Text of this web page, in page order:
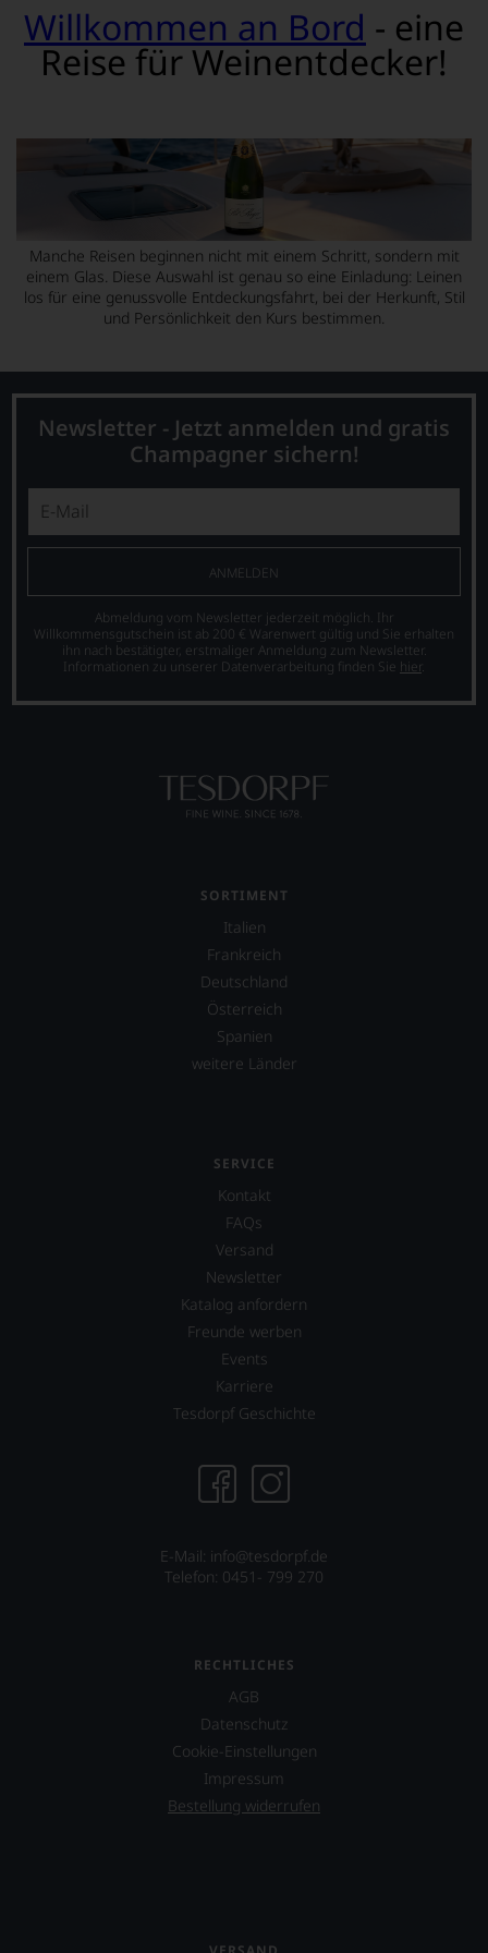
Willkommen an Bord - eine
Reise für Weinentdecker!
Manche Reisen beginnen nicht mit einem Schritt, sondern mit
einem Glas. Diese Auswahl ist genau so eine Einladung: Leinen
los für eine genussvolle Entdeckungsfahrt, bei der Herkunft, Stil
und Persönlichkeit den Kurs bestimmen.
Newsletter - Jetzt anmelden und gratis
Champagner sichern!
ANMELDEN
Abmeldung vom Newsletter jederzeit möglich. Ihr
Willkommensgutschein ist ab 200 € Warenwert gültig und Sie erhalten
ihn nach bestätigter, erstmaliger Anmeldung zum Newsletter.
Informationen zu unserer Datenverarbeitung finden Sie hier.
SORTIMENT
Italien
Frankreich
Deutschland
Österreich
Spanien
weitere Länder
SERVICE
Kontakt
FAQs
Versand
Newsletter
Katalog anfordern
Freunde werben
Events
Karriere
Tesdorpf Geschichte
E-Mail: info@tesdorpf.de
Telefon: 0451- 799 270
RECHTLICHES
AGB
Datenschutz
Cookie-Einstellungen
Impressum
Bestellung widerrufen